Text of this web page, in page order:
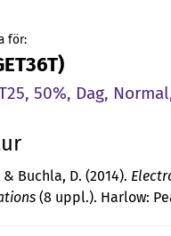
för:
50%, Dag,
& Buchla, D. (2014).
(8 uppl.). Harlow: